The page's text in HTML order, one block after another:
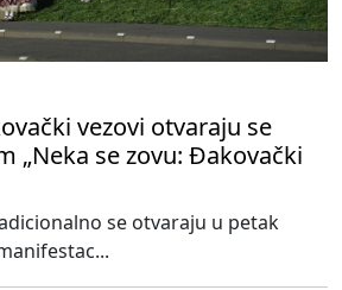
vezovi otvaraju se
„Neka se zovu: Đakovački
se otvaraju u petak